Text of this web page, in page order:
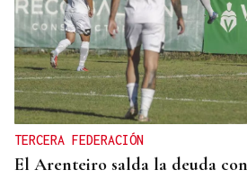
TERCERA FEDERACIÓN
El Arenteiro salda la deuda